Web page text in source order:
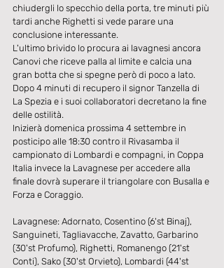
chiudergli lo specchio della porta, tre minuti più
tardi anche Righetti si vede parare una
conclusione interessante.
L'ultimo brivido lo procura ai lavagnesi ancora
Canovi che riceve palla al limite e calcia una
gran botta che si spegne però di poco a lato.
Dopo 4 minuti di recupero il signor Tanzella di
La Spezia e i suoi collaboratori decretano la fine
delle ostilità.
Inizierà domenica prossima 4 settembre in
posticipo alle 18:30 contro il Rivasamba il
campionato di Lombardi e compagni, in Coppa
Italia invece la Lavagnese per accedere alla
finale dovrà superare il triangolare con Busalla e
Forza e Coraggio.
Lavagnese: Adornato, Cosentino (6'st Binaj),
Sanguineti, Tagliavacche, Zavatto, Garbarino
(30'st Profumo), Righetti, Romanengo (21'st
Conti), Sako (30'st Orvieto), Lombardi (44'st